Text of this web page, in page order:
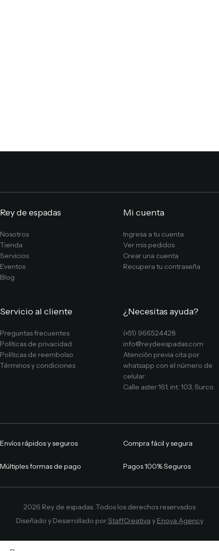
Rey de espadas
Nosotros
Tienda
Servicios
Eventos
Blog
Mi cuenta
Ingresa a tu cuenta
Ver mis pedidos
Crear una cuenta
Recupera tu contraseña
Servicio al cliente
Preguntas frecuentes
Políticas de privacidad
Políticas de reembolso
Términos y condiciones
¿Necesitas ayuda?
(+51) 966524428
info@reydeespadas.com
Atención previa cita por
whatsapp con el número de
celular:
Calle aster 161, int. 103, Surco
Envíos rápidos y seguros Compra fácil y segura
Múltiples formas de pago Pagos 100% Seguros
2026 Rey de espadas. Todos los derechos reservados
Diseñado y Desarrollado porStaffCreativa y Enova Agency